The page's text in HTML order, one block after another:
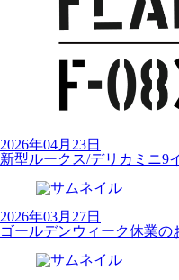
2026年04月23日
新型ルークス/デリカミニ9
2026年03月27日
ゴールデンウィーク休業の